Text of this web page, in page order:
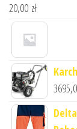
20,00 zł